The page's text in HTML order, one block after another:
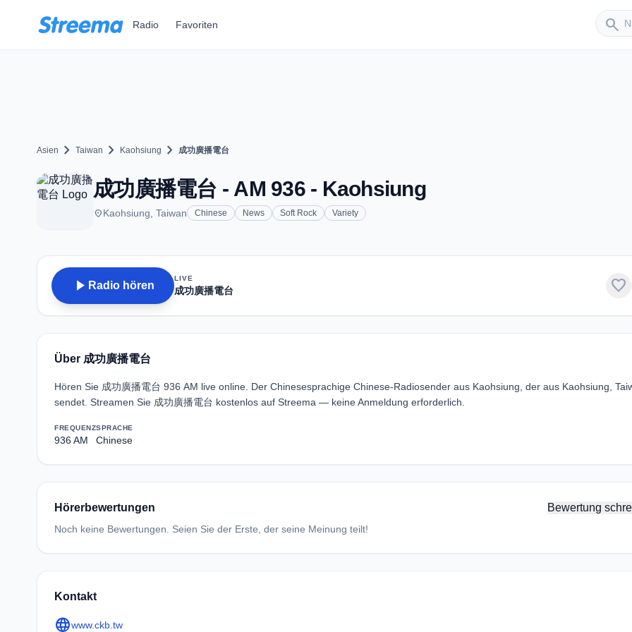
Radio Favoriten search
Sender
Asien chevron_right Taiwan chevron_right Kaohsiung chevron_right 成功廣播電台
成功廣播電台 - AM 936 - Kaohsiung
placeKaohsiung, Taiwan Chinese News Soft Rock Variety
play_arrow Radio hören
LIVE
成功廣播電台 favorite
Über 成功廣播電台
Hören Sie 成功廣播電台 936 AM live online. Der Chinesesprachige Chinese-Radiosender aus Kaohsiung, der aus Kaohsiung,
sendet. Streamen Sie 成功廣播電台 kostenlos auf Streema — keine Anmeldung erforderlich.
FREQUENZ
936 AM
SPRACHE
Chinese
Hörerbewertungen Bewertung
Noch keine Bewertungen. Seien Sie der Erste, der seine Meinung teilt!
Kontakt
languagewww.ckb.tw